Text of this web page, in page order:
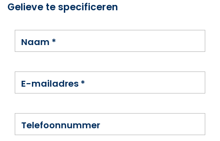
Gelieve te specificeren
Naam *
E-mailadres *
Telefoonnummer